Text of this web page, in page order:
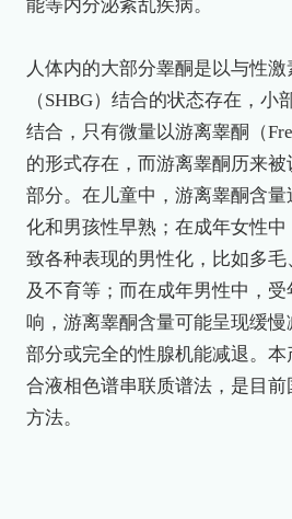
能等内分泌紊乱疾病。
人体内的大部分睾酮是以与性激
（SHBG）结合的状态存在，小
结合，只有微量以游离睾酮（
的形式存在，而游离睾酮历来
部分。在儿童中，游离睾酮含
化和男孩性早熟；在成年女性
致各种表现的男性化，比如多
及不育等；而在成年男性中，
响，游离睾酮含量可能呈现缓
部分或完全的性腺机能减退。
合液相色谱串联质谱法，是目
方法。